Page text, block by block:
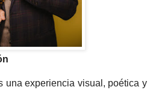
una experiencia visual, poética y